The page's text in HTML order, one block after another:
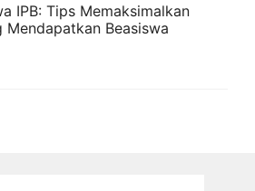
IPB: Tips Memaksimalkan
Mendapatkan Beasiswa